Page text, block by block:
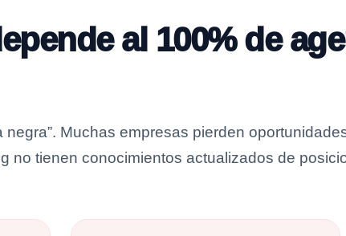
al 100% de
negra”. Muchas empresas pierden
no tienen conocimientos actualizados de